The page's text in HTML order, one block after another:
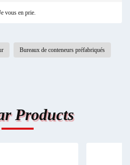
vous en prie.
Bureaux de conteneurs préfabriqués
Products